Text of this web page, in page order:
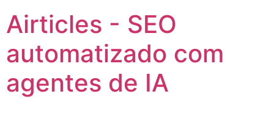
Airticles - SEO
automatizado com
agentes de IA